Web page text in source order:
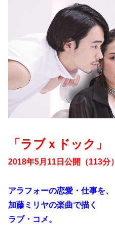
「ラブｘドック」
2018年5月11日公開（113分）
アラフォーの恋愛・仕事を、
加藤ミリヤの楽曲で描く
ラブ・コメ。